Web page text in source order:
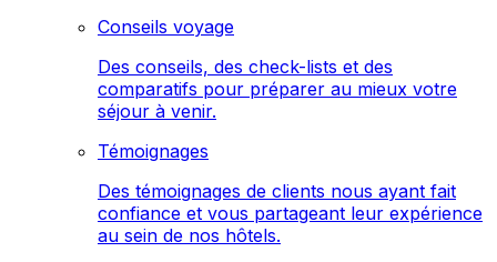
Conseils voyage
Des conseils, des check-lists et des
comparatifs pour préparer au mieux votre
séjour à venir.
Témoignages
Des témoignages de clients nous ayant fait
confiance et vous partageant leur expérience
au sein de nos hôtels.